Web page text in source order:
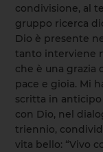
condivisione, al
gruppo ricerca
Dio è presente
tanto interviene
che è una grazia
pace e gioia. Mi
scritta in anticipo
con Dio, nel
triennio,
vita bello: “Vivo